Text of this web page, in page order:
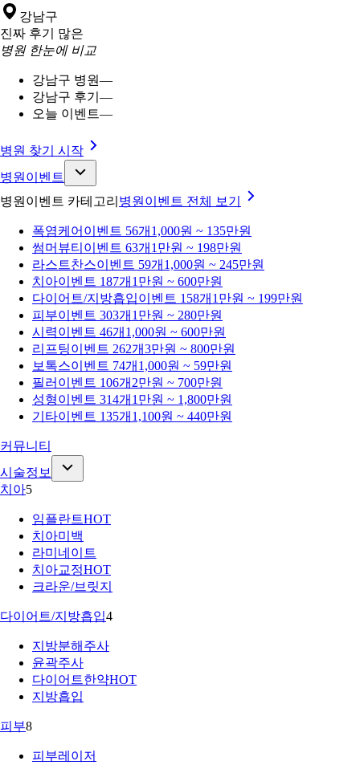
강남구
진짜 후기 많은
병원 한눈에 비교
강남구 병원—
강남구 후기 —
오늘 이벤트—
병원 찾기 시작
병원이벤트
병원이벤트 카테고리 병원이벤트 전체 보기
폭염케어 이벤트 56개 1,000원 ~ 135만원
썸머뷰티 이벤트 63개 1만원 ~ 198만원
라스트찬스이벤트 59개 1,000원 ~ 245만원
치아이벤트 187개 1만원 ~ 600만원
다이어트/지방흡입이벤트 158개 1만원 ~ 199만원
피부이벤트 303개 1만원 ~ 280만원
시력이벤트 46개 1,000원 ~ 600만원
리프팅이벤트 262개3만원 ~ 800만원
보톡스이벤트 74개 1,000원 ~ 59만원
필러 이벤트 106개 2만원 ~ 700만원
성형이벤트 314개 1만원 ~ 1,800만원
기타이벤트 135개 1,100원 ~ 440만원
커뮤니티
시술정보
치아5
임플란트HOT
치아미백
라미네이트
치아교정HOT
크라운/브릿지
다이어트/지방흡입4
지방분해주사
윤곽주사
다이어트한약HOT
지방흡입
피부8
피부레이저